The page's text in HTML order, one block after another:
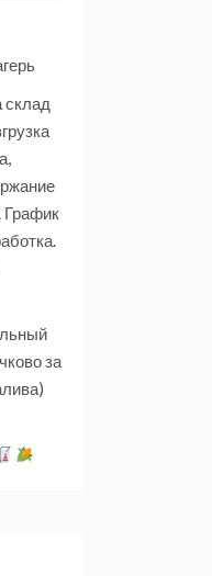
График
за